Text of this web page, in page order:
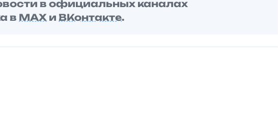
в официальных каналах
в MAX и ВКонтакте.